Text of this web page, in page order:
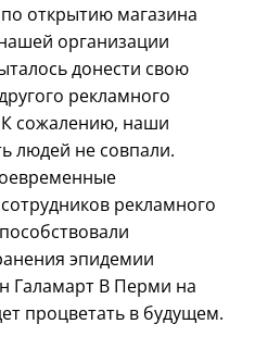
открытию магазина
организации
донести свою
рекламного
К сожалению, наши
людей не совпали.
рекламного
эпидемии
Галамарт В Перми на
процветать в будущем.